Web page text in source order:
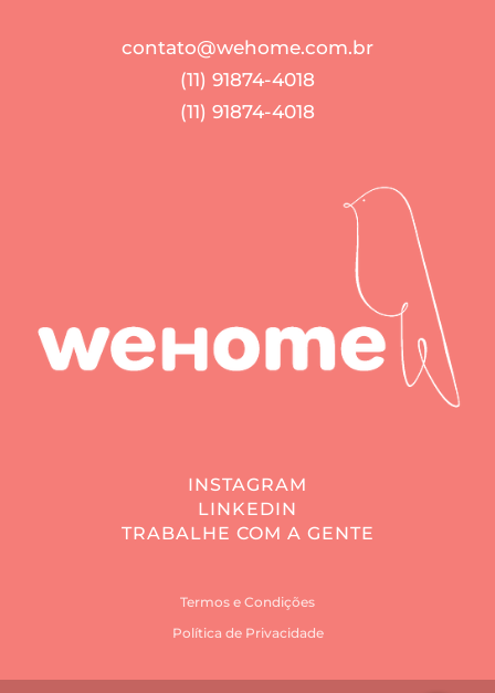
contato@wehome.com.br
(11) 91874-4018
(11) 91874-4018
Termos e Condições
Política de Privacidade
INSTAGRAM
LINKEDIN
TRABALHE COM A GENTE